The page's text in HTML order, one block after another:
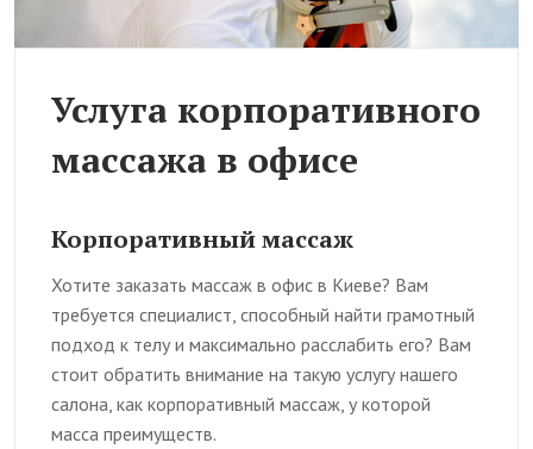
Услуга корпоративного
массажа в офисе
Корпоративный массаж
Хотите заказать массаж в офис в Киеве? Вам
требуется специалист, способный найти грамотный
подход к телу и максимально расслабить его? Вам
стоит обратить внимание на такую услугу нашего
салона, как корпоративный массаж, у которой
масса преимуществ.